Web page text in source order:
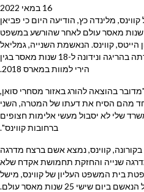
16 במאי 2022
מלינדה כץ, הודיעה היום כי פביאן
דה-חסוס-גרסיה בן ה-32 נידון ל-25 שנות מאסר עולם לאחר שהורשע במשפט
קווינס. הנאשמת השנייה, גמליאל
דזידריו-סנצ'ז, גם היא בת 32, הודתה בהריגה ונידונה ל-18 שנות מאסר בגין
הירי למוות במארס 2018.
בהוצאה להורג באזור מסחרי סואן,
מהם הסיח את דעתו של המטרה, השני
שלי לא יסבול מעשי אלימות חצופים
ברחובות קווינס".
קווינס, נמצא אשם ברצח מדרגה
שנייה והחזקת תחמושת אקדח שלא
משפט במרץ 2022. שופטת בית המשפט העליון של קווינס, מישל
25 שנות מאסר עולם.